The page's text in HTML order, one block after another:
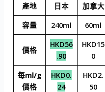
產地 日本 加拿大
容量
240ml 60ml
價格
HKD56
.90
HKD15
0
每ml/g
價格
HKD0.
24
HKD2.
50